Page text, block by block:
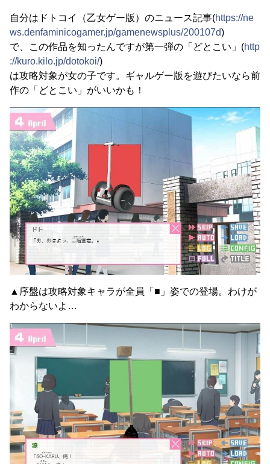
自分はドトコイ（乙女ゲー版）のニュース記事(https://ne
ws.denfaminicogamer.jp/gamenewsplus/200107d)
で、この作品を知ったんですが第一弾の「どとこい」(http
://kuro.kilo.jp/dotokoi/)
は攻略対象が女の子です。ギャルゲー版を遊びたいなら前
作の「どとこい」がいいかも！
▲序盤は攻略対象キャラが全員「■」姿での登場。わけが
わからないよ…